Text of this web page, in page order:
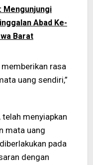
Mengunjungi
Abad Ke-
Barat
rasa
uang sendiri,”
menyiapkan
mata uang
pada
dengan